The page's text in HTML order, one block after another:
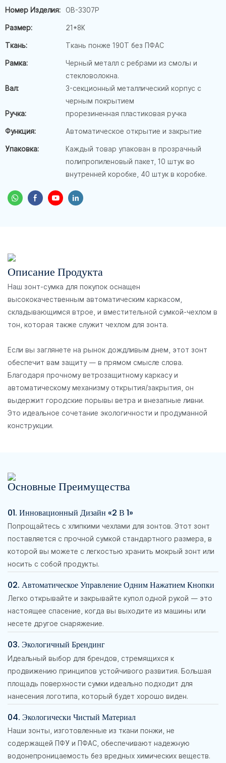
Номер Изделия: OB-3307P
Размер: 21*8K
Ткань: Ткань понже 190T без ПФАС
Рамка:
Черный металл с ребрами из смолы и
стекловолокна.
Вал:
3-секционный металлический корпус с
черным покрытием
Ручка:
прорезиненная пластиковая ручка
Функция: Автоматическое открытие и закрытие
Упаковка:
Каждый товар упакован в прозрачный
полипропиленовый пакет, 10 штук во
внутренней коробке, 40 штук в коробке.
Описание Продукта
Наш зонт-сумка для покупок оснащен
высококачественным автоматическим каркасом,
складывающимся втрое, и вместительной сумкой-чехлом в
тон, которая также служит чехлом для зонта.
Если вы заглянете на рынок дождливым днем, этот зонт
обеспечит вам защиту — в прямом смысле слова.
Благодаря прочному ветрозащитному каркасу и
автоматическому механизму открытия/закрытия, он
выдержит городские порывы ветра и внезапные ливни.
Это идеальное сочетание экологичности и продуманной
конструкции.
Основные Преимущества
01. Инновационный Дизайн «2 В 1»
Попрощайтесь с хлипкими чехлами для зонтов. Этот зонт
поставляется с прочной сумкой стандартного размера, в
которой вы можете с легкостью хранить мокрый зонт или
носить с собой продукты.
02. Автоматическое Управление Одним Нажатием Кнопки
Легко открывайте и закрывайте купол одной рукой — это
настоящее спасение, когда вы выходите из машины или
несете другое снаряжение.
03. Экологичный Брендинг
Идеальный выбор для брендов, стремящихся к
продвижению принципов устойчивого развития. Большая
площадь поверхности сумки идеально подходит для
нанесения логотипа, который будет хорошо виден.
04. Экологически Чистый Материал
Наши зонты, изготовленные из ткани понжи, не
содержащей ПФУ и ПФАС, обеспечивают надежную
водонепроницаемость без вредных химических веществ.